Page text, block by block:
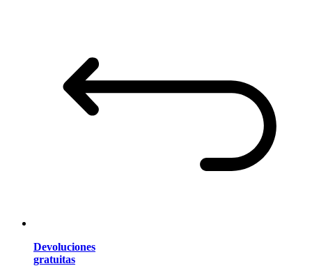
Devoluciones
gratuitas